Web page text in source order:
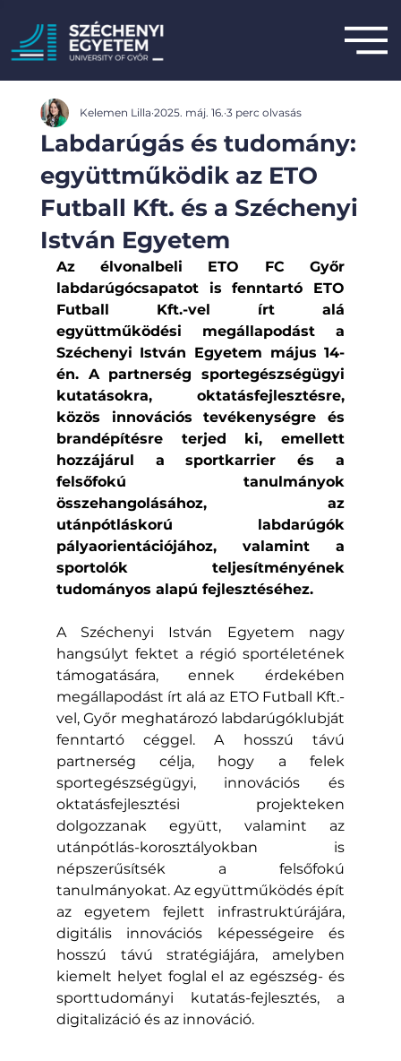
Labdarúgás és tudomány:
együttműködik az ETO
Futball Kft. és a Széchenyi
István Egyetem
Kelemen Lilla 2025. máj. 16. 3 perc olvasás
Az élvonalbeli ETO FC Győr
labdarúgócsapatot is fenntartó ETO
Futball Kft.-vel írt alá
együttműködési megállapodást a
Széchenyi István Egyetem május 14-
én. A partnerség sportegészségügyi
kutatásokra, oktatásfejlesztésre,
közös innovációs tevékenységre és
brandépítésre terjed ki, emellett
hozzájárul a sportkarrier és a
felsőfokú tanulmányok
összehangolásához, az
utánpótláskorú labdarúgók
pályaorientációjához, valamint a
sportolók teljesítményének
tudományos alapú fejlesztéséhez.
A Széchenyi István Egyetem nagy
hangsúlyt fektet a régió sportéletének
támogatására, ennek érdekében
megállapodást írt alá az ETO Futball Kft.-
vel, Győr meghatározó labdarúgóklubját
fenntartó céggel. A hosszú távú
partnerség célja, hogy a felek
sportegészségügyi, innovációs és
oktatásfejlesztési projekteken
dolgozzanak együtt, valamint az
utánpótlás-korosztályokban is
népszerűsítsék a felsőfokú
tanulmányokat. Az együttműködés épít
az egyetem fejlett infrastruktúrájára,
digitális innovációs képességeire és
hosszú távú stratégiájára, amelyben
kiemelt helyet foglal el az egészség- és
sporttudományi kutatás-fejlesztés, a
digitalizáció és az innováció.